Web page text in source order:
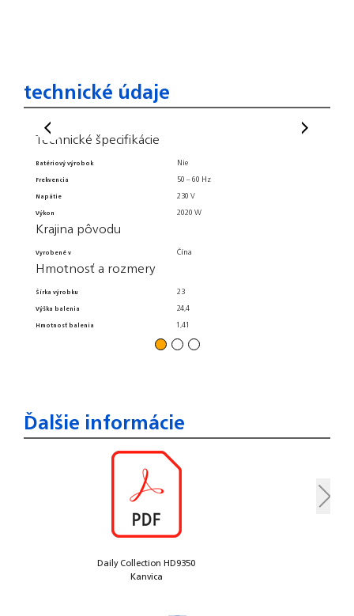
technické údaje
Technické špecifikácie
Batériový výrobok
Frekvencia
Napätie
Výkon
Nie
50 – 60 Hz
230 V
2020 W
Krajina pôvodu
Vyrobené v Čína
Hmotnosť a rozmery
Šírka výrobku
Výška balenia
Hmotnosť balenia
23
24,4
1,41
Daily Collection HD9350
Kanvica
Ďalšie informácie